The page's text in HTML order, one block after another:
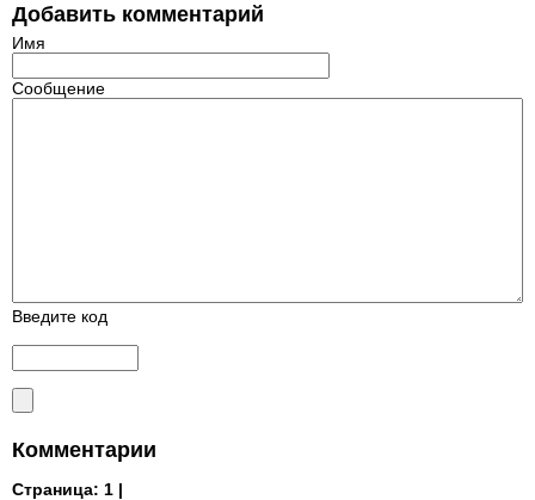
Добавить комментарий
Имя
Сообщение
Введите код
Комментарии
Страница: 1 |